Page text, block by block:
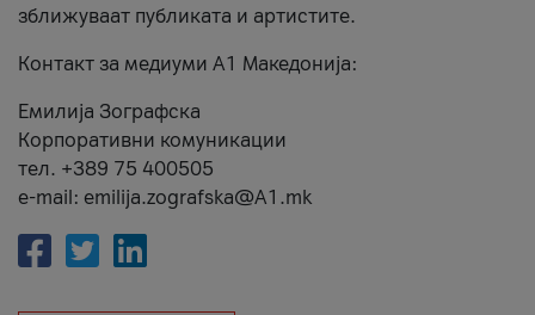
зближуваат публиката и артистите.
Контакт за медиуми А1 Македонија:
Емилија Зографска
Корпоративни комуникации
тел. +389 75 400505
e-mail: emilija.zografska@A1.mk